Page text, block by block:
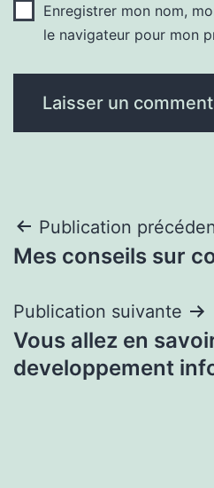
Enregistrer mon nom,
le navigateur pour mon
Navigation
de
l’article
Publication
Mes conseils sur
Publication suivante
Vous allez en
developpement